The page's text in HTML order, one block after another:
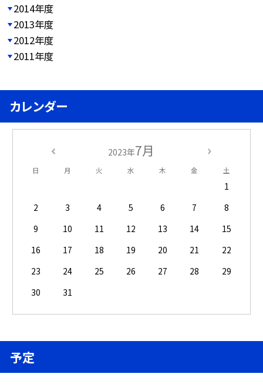
2014年度
2013年度
2012年度
2011年度
カレンダー
2023年7月
日 月 火 水 木 金 土
1
2
3 4 5 6 7
8
9
10 11 12 13 14
15
16
17 18 19 20 21
22
23
24 25 26 27 28
29
30
31
予定